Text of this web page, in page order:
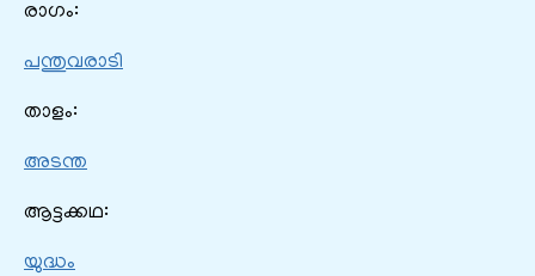
രാഗം:
പന്തുവരാടി
താളം:
അടന്ത
ആട്ടക്കഥ:
യുദ്ധം